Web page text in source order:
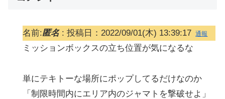
名前:匿名: 投稿日：2022/09/01(木) 13:39:17 通報
ミッションボックスの立ち位置が気になるな
単にテキトーな場所にポップしてるだけなのか
「制限時間内にエリア内のジャマトを撃破せよ」